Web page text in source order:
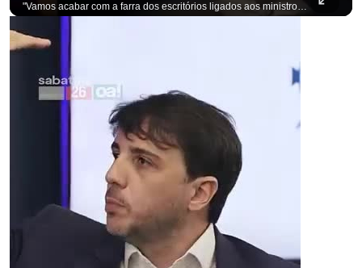
"Vamos acabar com a farra dos escritórios ligados aos ministros do STF". Essa foi a resposta de Renan Santos ao ser questionado sobre o Judiciário. Se você busca informação com credibilidade, inscreva-se agora e ative o